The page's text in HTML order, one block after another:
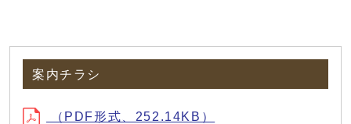
案内チラシ
（PDF形式、252.14KB）